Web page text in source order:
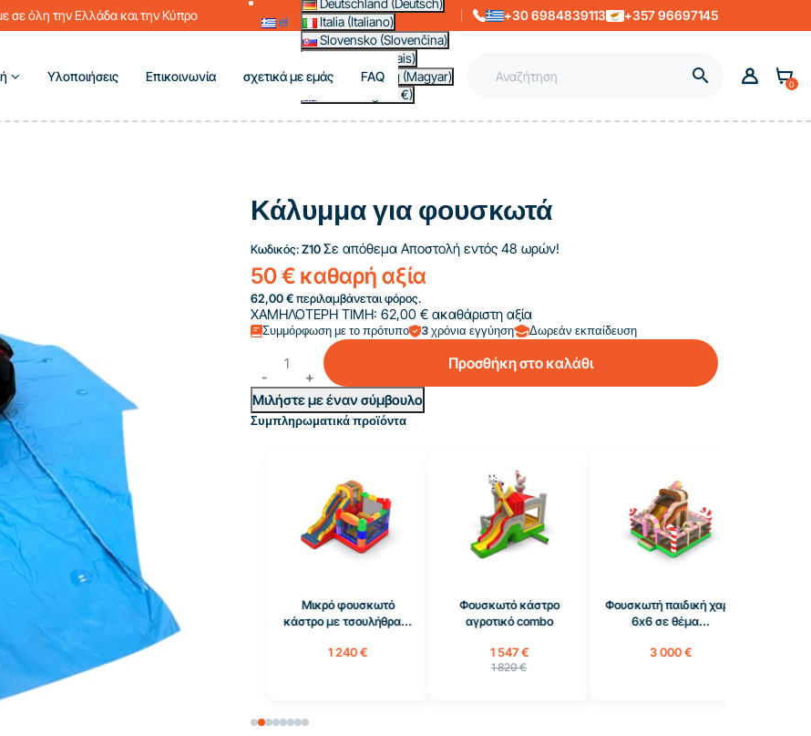
σε όλη την Ελλάδα και την Κύπρο el
Deutschland (Deutsch)
Italia (Italiano)
Slovensko (Slovenčina)
France (Français)
Magyarország (Magyar)
Other (English €)
+30 6984839113 +357 96697145
Υλοποιήσεις Επικοινωνία σχετικά με εμάς FAQ  0
Κάλυμμα για φουσκωτά
Κωδικός:Z10Σε απόθεμα Αποστολή εντός 48 ωρών!
50 € καθαρή αξία
62,00 €περιλαμβάνεται φόρος.
ΧΑΜΗΛΟΤΕΡΗ ΤΙΜΗ: 62,00 € ακαθάριστη αξία
Συμμόρφωση με το πρότυπο
3 χρόνια εγγύηση Δωρεάν εκπαίδευση
Προσθήκη στο καλάθι
Μιλήστε με έναν σύμβουλο
Συμπληρωματικά προϊόντα
Μικρό φουσκωτό
κάστρο με τσουλήθρα...
1 240 €
Φουσκωτό κάστρο
αγροτικό combo
1 547 €
1 820 €
Φουσκωτή παιδική χαρά
6x6 σε θέμα...
3 000 €